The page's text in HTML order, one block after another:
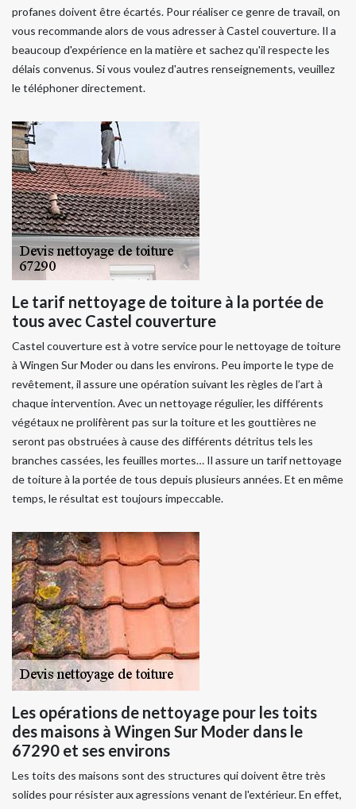
profanes doivent être écartés. Pour réaliser ce genre de travail, on
vous recommande alors de vous adresser à Castel couverture. Il a
beaucoup d'expérience en la matière et sachez qu'il respecte les
délais convenus. Si vous voulez d'autres renseignements, veuillez
le téléphoner directement.
Le tarif nettoyage de toiture à la portée de
tous avec Castel couverture
Castel couverture est à votre service pour le nettoyage de toiture
à Wingen Sur Moder ou dans les environs. Peu importe le type de
revêtement, il assure une opération suivant les règles de l’art à
chaque intervention. Avec un nettoyage régulier, les différents
végétaux ne prolifèrent pas sur la toiture et les gouttières ne
seront pas obstruées à cause des différents détritus tels les
branches cassées, les feuilles mortes… Il assure un tarif nettoyage
de toiture à la portée de tous depuis plusieurs années. Et en même
temps, le résultat est toujours impeccable.
Les opérations de nettoyage pour les toits
des maisons à Wingen Sur Moder dans le
67290 et ses environs
Les toits des maisons sont des structures qui doivent être très
solides pour résister aux agressions venant de l'extérieur. En effet,